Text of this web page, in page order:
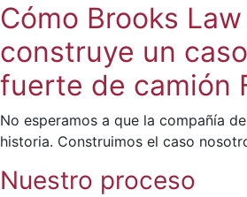
Cómo Brooks
construye un
fuerte de camión
No esperamos a que la compañía
historia. Construimos el caso
Nuestro proceso